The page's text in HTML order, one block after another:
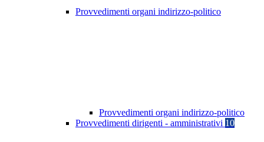
Provvedimenti organi indirizzo-politico
Provvedimenti organi indirizzo-politico
Provvedimenti dirigenti - amministrativi 10